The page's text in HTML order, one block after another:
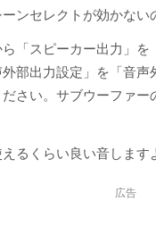
ンセレクトが効かない
「スピーカー出力」を
部出力設定」を「音
さい。サブウーファ
るくらい良い音しま
広告